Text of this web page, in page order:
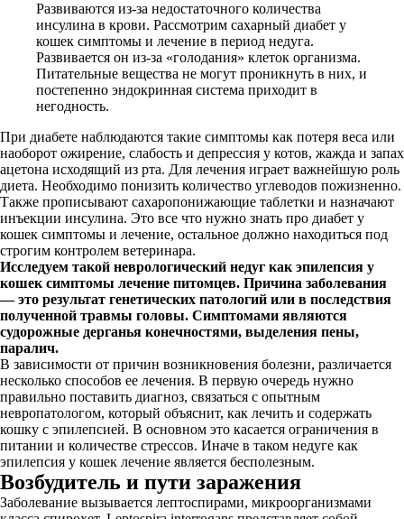
Развиваются из-за недостаточного количества
инсулина в крови. Рассмотрим сахарный диабет у
кошек симптомы и лечение в период недуга.
Развивается он из-за «голодания» клеток организма.
Питательные вещества не могут проникнуть в них, и
постепенно эндокринная система приходит в
негодность.
При диабете наблюдаются такие симптомы как потеря веса или
наоборот ожирение, слабость и депрессия у котов, жажда и запах
ацетона исходящий из рта. Для лечения играет важнейшую роль
диета. Необходимо понизить количество углеводов пожизненно.
Также прописывают сахаропонижающие таблетки и назначают
инъекции инсулина. Это все что нужно знать про диабет у
кошек симптомы и лечение, остальное должно находиться под
строгим контролем ветеринара.
Исследуем такой неврологический недуг как эпилепсия у
кошек симптомы лечение питомцев. Причина заболевания
— это результат генетических патологий или в последствия
полученной травмы головы. Симптомами являются
судорожные дерганья конечностями, выделения пены,
паралич.
В зависимости от причин возникновения болезни, различается
несколько способов ее лечения. В первую очередь нужно
правильно поставить диагноз, связаться с опытным
невропатологом, который объяснит, как лечить и содержать
кошку с эпилепсией. В основном это касается ограничения в
питании и количестве стрессов. Иначе в таком недуге как
эпилепсия у кошек лечение является бесполезным.
Возбудитель и пути заражения
Заболевание вызывается лептоспирами, микроорганизмами